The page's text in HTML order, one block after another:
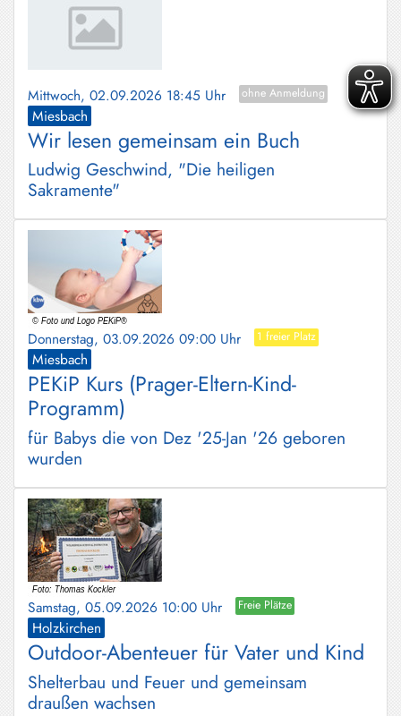
Mittwoch, 02.09.2026 18:45 Uhr ohne Anmeldung
Miesbach
Wir lesen gemeinsam ein Buch
Ludwig Geschwind, "Die heiligen
Sakramente"
Donnerstag, 03.09.2026 09:00 Uhr 1 freier Platz
Miesbach
PEKiP Kurs (Prager-Eltern-Kind-
Programm)
für Babys die von Dez '25-Jan '26 geboren
wurden
Samstag, 05.09.2026 10:00 Uhr Freie Plätze
Holzkirchen
Outdoor-Abenteuer für Vater und Kind
Shelterbau und Feuer und gemeinsam
draußen wachsen